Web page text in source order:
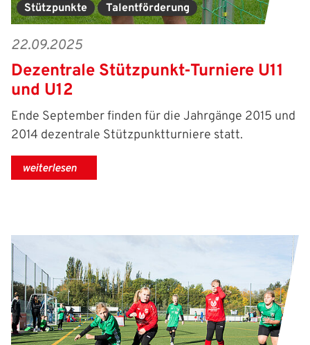
Stützpunkte Talentförderung
22.09.2025
Dezentrale Stützpunkt-Turniere U11
und U12
Ende September finden für die Jahrgänge 2015 und
2014 dezentrale Stützpunktturniere statt.
weiterlesen